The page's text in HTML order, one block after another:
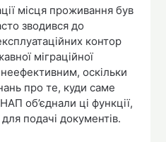
місця проживання був
зводився до
контор
міграційної
оскільки
про те, куди саме
об’єднали ці функції,
подачі документів.